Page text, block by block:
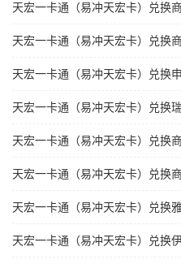
天宏一卡通（易冲天宏卡）兑换
天宏一卡通（易冲天宏卡）兑换
天宏一卡通（易冲天宏卡）兑换
天宏一卡通（易冲天宏卡）兑换
天宏一卡通（易冲天宏卡）兑换
天宏一卡通（易冲天宏卡）兑换
天宏一卡通（易冲天宏卡）兑换
天宏一卡通（易冲天宏卡）兑换